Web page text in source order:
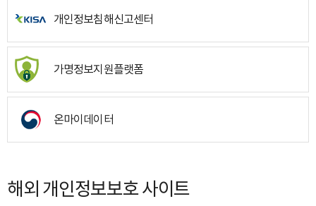
개인정보침해신고센터
가명정보지원플랫폼
온마이데이터
해외 개인정보보호 사이트